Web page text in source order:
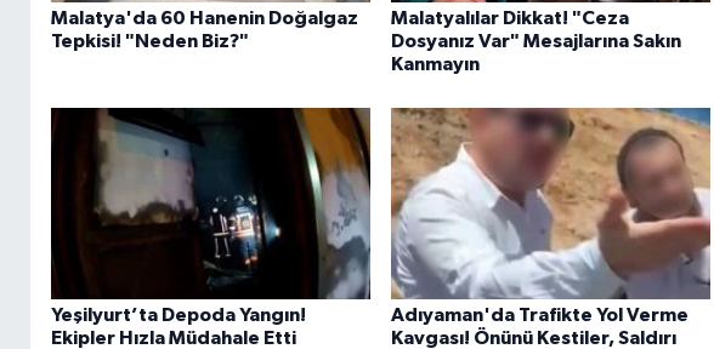
Malatya'da 60 Hanenin Doğalgaz
Tepkisi! "Neden Biz?"
Malatyalılar Dikkat! "Ceza
Dosyanız Var" Mesajlarına Sakın
Kanmayın
Yeşilyurt’ta Depoda Yangın!
Ekipler Hızla Müdahale Etti
Adıyaman'da Trafikte Yol Verme
Kavgası! Önünü Kestiler, Saldırı